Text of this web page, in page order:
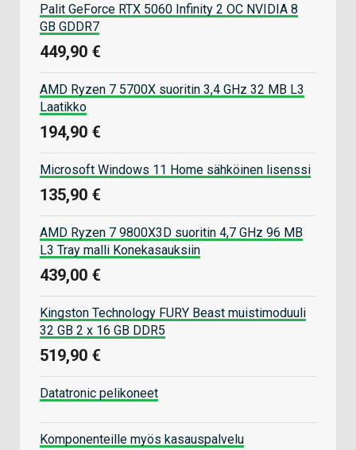
Palit GeForce RTX 5060 Infinity 2 OC NVIDIA 8
GB GDDR7
449,90 €
AMD Ryzen 7 5700X suoritin 3,4 GHz 32 MB L3
Laatikko
194,90 €
Microsoft Windows 11 Home sähköinen lisenssi
135,90 €
AMD Ryzen 7 9800X3D suoritin 4,7 GHz 96 MB
L3 Tray malli Konekasauksiin
439,00 €
Kingston Technology FURY Beast muistimoduuli
32 GB 2 x 16 GB DDR5
519,90 €
Datatronic pelikoneet
Komponenteille myös kasauspalvelu